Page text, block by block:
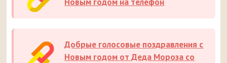
Добрые голосовые поздравления с
Новым годом от Деда Мороза со